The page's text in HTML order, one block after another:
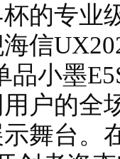
的专业
信
品小墨
户的全
舞台。